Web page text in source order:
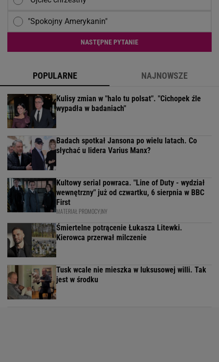
"Spokojny Amerykanin"
NASTĘPNE PYTANIE
POPULARNE NAJNOWSZE
Kulisy zmian w "halo tu polsat". "Cichopek źle
wypadła w badaniach"
Badach spotkał Jansona po wielu latach. Co
słychać u lidera Varius Manx?
Kultowy serial powraca. "Line of Duty - wydział
wewnętrzny" już od czwartku, 6 sierpnia w BBC
First
MATERIAŁ PROMOCYJNY
Śmiertelne potrącenie Łukasza Litewki.
Kierowca przerwał milczenie
Tusk wcale nie mieszka w luksusowej willi. Tak
jest w środku